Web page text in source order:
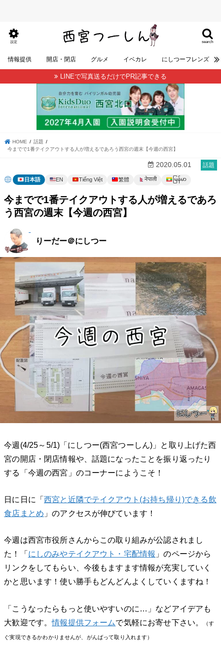
search
設定
情報提供 開店・閉店 グルメ イベカレ にしつーフレンズ
LINEで写真送るだけでPR記事できる
HOME
話題
今までで1番テイクアウトする人が増えるであろう西宮の週末【今週の西宮】
話題
2020.05.01
日本語 EN Tiếng Việt 繁體 नेपाली မြန်မာ
今までで1番テイクアウトする人が増えるであろ
う西宮の週末【今週の西宮】
りーだー＠にしつー
今週(4/25～5/1)「にしつー(西宮つーしん)」と取り上げた西
宮の開店・閉店情報や、話題になったことを振り返ったり
する「今週の西宮」のコーナーにようこそ！
日に日に「西宮と近隣でテイクアウト(お持ち帰り)できる飲
食店まとめ 」のアクセスが伸びています！
今週は西宮市役所さんからこの取り組みが公認されまし
た！「 にしのみやテイクアウト・宅配情報 」のページから
リンクをしてもらい、今後もますます情報が充実していく
かと思います！使い勝手もどんどんよくしていくますね！
「こうなったらもっと使いやすいのに…」などアイデアも
大歓迎です。情報提供フォームで気軽にお寄せ下さい。 （す
ぐ実現できるかわかりませんが、がんばって取り入れます）